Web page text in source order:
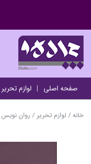
صفحه اصلی لوازم تحریر
خانه/ لوازم تحریر / روان نویس